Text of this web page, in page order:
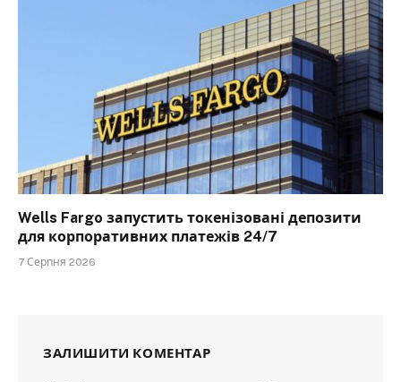
Wells Fargo запустить токенізовані депозити
для корпоративних платежів 24/7
7 Серпня 2026
ЗАЛИШИТИ КОМЕНТАР